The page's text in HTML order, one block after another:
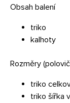
Obsah balení
triko
kalhoty
Rozměry
triko
triko šířka